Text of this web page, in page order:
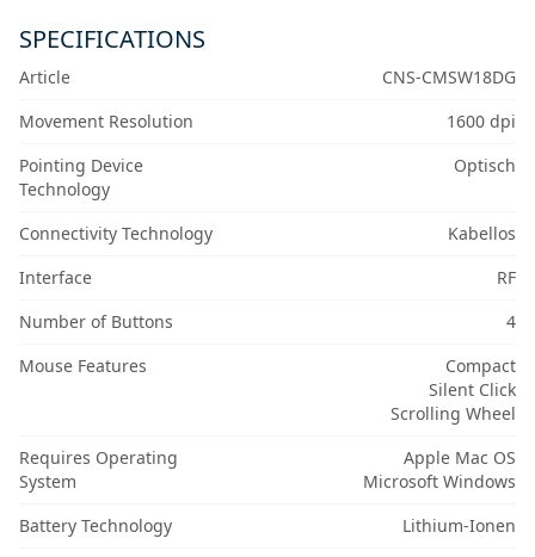
SPECIFICATIONS
Article
CNS-CMSW18DG
Movement Resolution
1600 dpi
Pointing Device
Technology
Optisch
Connectivity Technology
Kabellos
Interface
RF
Number of Buttons
4
Mouse Features
Compact
Silent Click
Scrolling Wheel
Requires Operating
System
Apple Mac OS
Microsoft Windows
Battery Technology
Lithium-Ionen